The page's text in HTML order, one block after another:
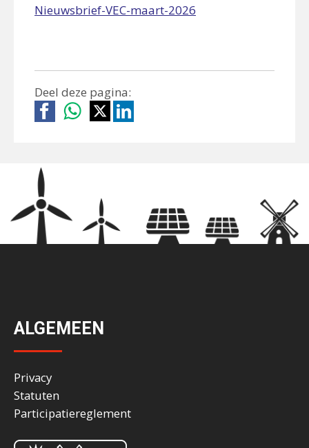
Nieuwsbrief-VEC-maart-2026
Deel deze pagina:
ALGEMEEN
Privacy
Statuten
Participatiereglement